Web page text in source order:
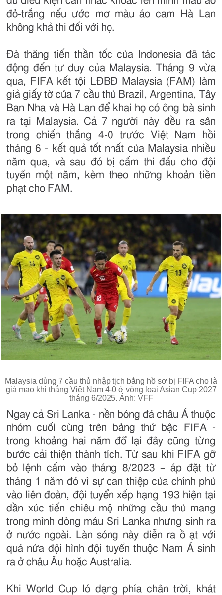
đỏ-trắng nếu ước mơ màu áo cam Hà Lan
không khả thi đối với họ.
Đà thăng tiến thần tốc của Indonesia đã tác
động đến tư duy của Malaysia. Tháng 9 vừa
qua, FIFA kết tội LĐBĐ Malaysia (FAM) làm
giả giấy tờ của 7 cầu thủ Brazil, Argentina, Tây
Ban Nha và Hà Lan để khai họ có ông bà sinh
ra tại Malaysia. Cả 7 người này đều ra sân
trong chiến thắng 4-0 trước Việt Nam hồi
tháng 6 - kết quả tốt nhất của Malaysia nhiều
năm qua, và sau đó bị cấm thi đấu cho đội
tuyển một năm, kèm theo những khoản tiền
phạt cho FAM.
Malaysia dùng 7 cầu thủ nhập tịch bằng hồ sơ bị FIFA cho là
giả mạo khi thắng Việt Nam 4-0 ở vòng loại Asian Cup 2027
tháng 6/2025. Ảnh: VFF
Ngay cả Sri Lanka - nền bóng đá châu Á thuộc
nhóm cuối cùng trên bảng thứ bậc FIFA -
trong khoảng hai năm đổ lại đây cũng từng
bước cải thiện thành tích. Từ sau khi FIFA gỡ
bỏ lệnh cấm vào tháng 8/2023 – áp đặt từ
tháng 1 năm đó vì sự can thiệp của chính phủ
vào liên đoàn, đội tuyển xếp hạng 193 hiện tại
dần xúc tiến chiêu mộ những cầu thủ mang
trong mình dòng máu Sri Lanka nhưng sinh ra
ở nước ngoài. Làn sóng này diễn ra ồ ạt với
quá nửa đội hình đội tuyển thuộc Nam Á sinh
ra ở châu Âu hoặc Australia.
Khi World Cup ló dạng phía chân trời, khát